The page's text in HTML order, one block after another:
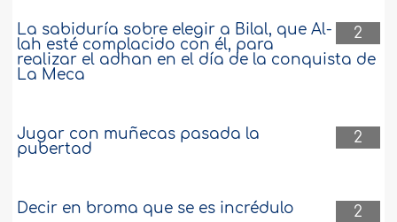
2
La sabiduría sobre elegir a Bilal, que Al-
lah esté complacido con él, para
realizar el adhan en el día de la conquista de
La Meca
2
Jugar con muñecas pasada la
pubertad
2
Decir en broma que se es incrédulo